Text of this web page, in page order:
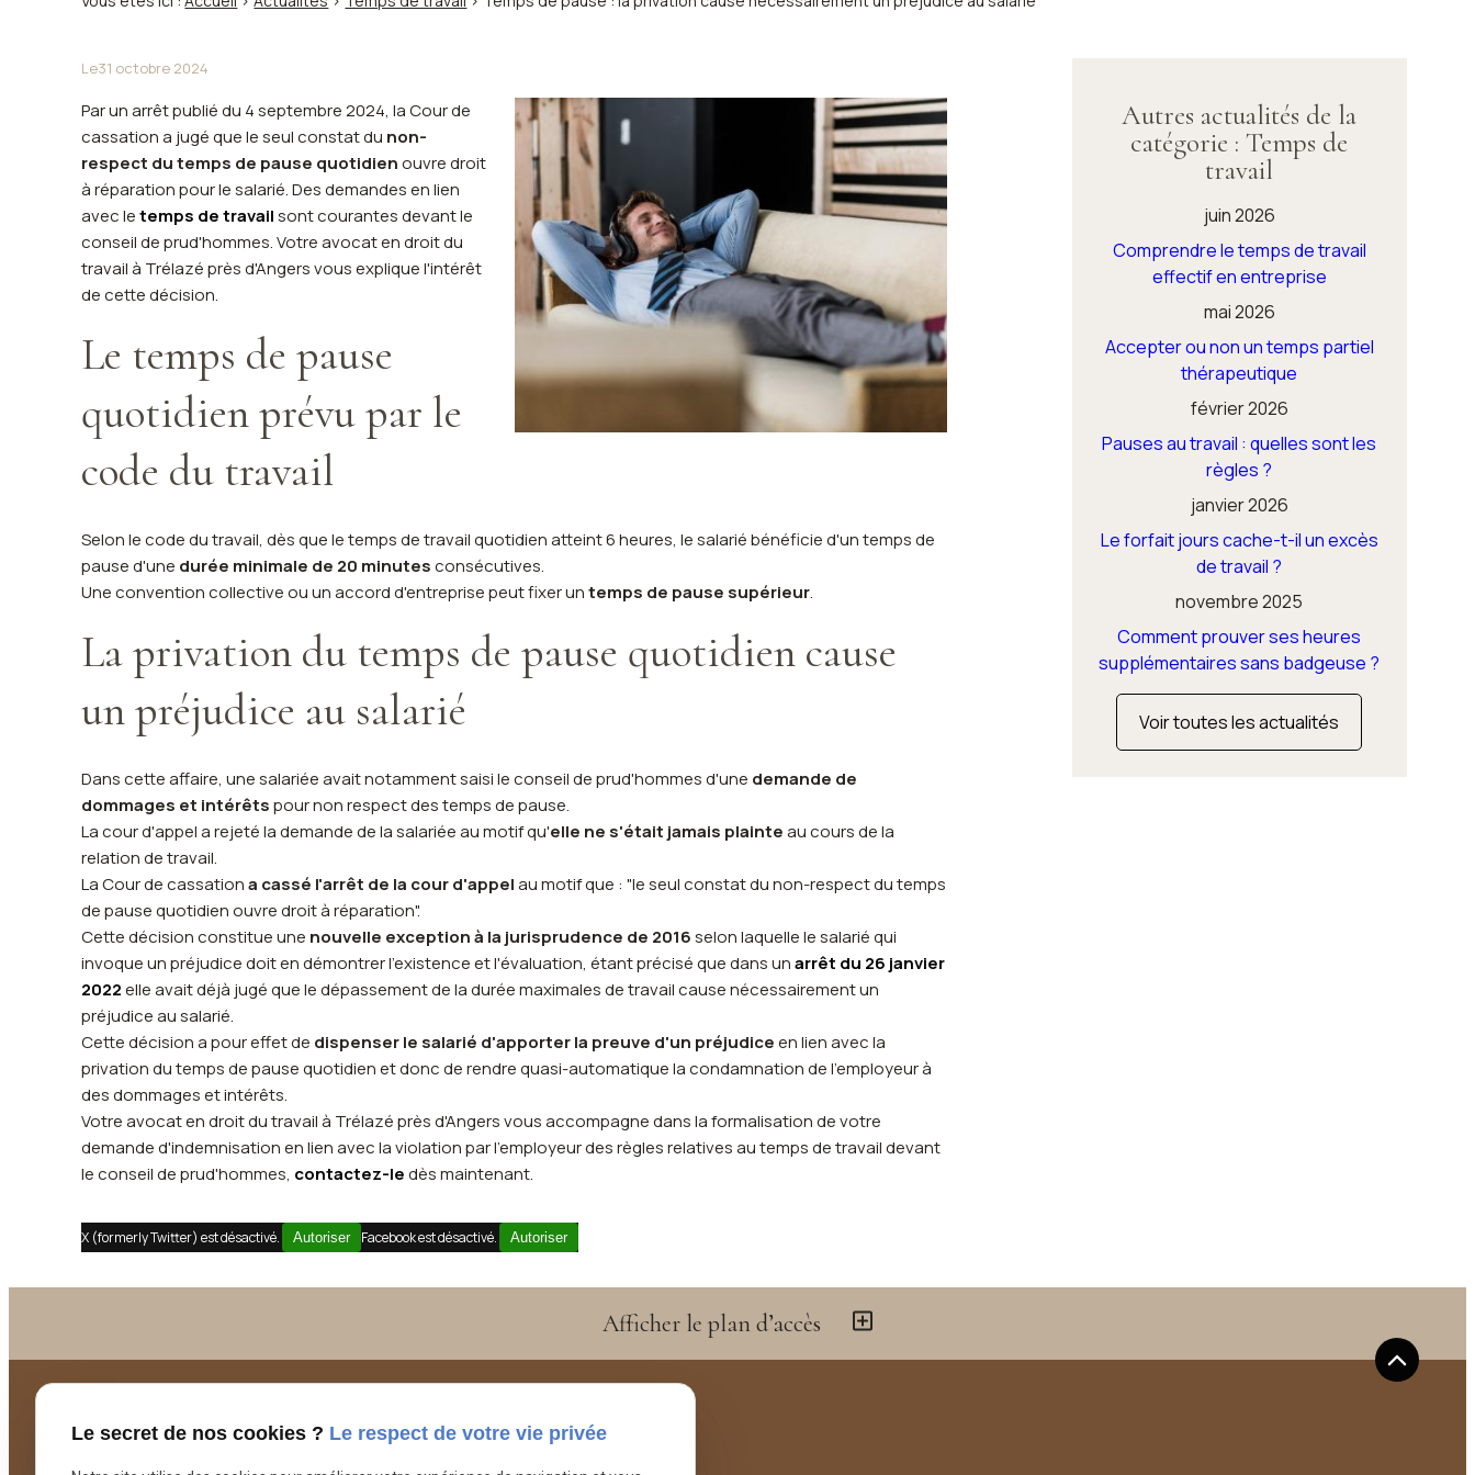
Le31 octobre 2024
Par un arrêt publié du 4 septembre 2024, la Cour de
cassation a jugé que le seul constat du non-
respect du temps de pause quotidienouvre droit
à réparation pour le salarié. Des demandes en lien
avec letemps de travailsont courantes devant le
conseil de prud'hommes. Votre avocat en droit du
travail à Trélazé près d'Angers vous explique l'intérêt
de cette décision.
Le temps de pause
quotidien prévu par le
code du travail
Selon le code du travail, dès que le temps de travail quotidien atteint 6 heures, le salarié bénéficie d'un temps de
pause d'une durée minimale de 20 minutesconsécutives.
Une convention collective ou un accord d'entreprise peut fixer untemps de pause supérieur.
La privation du temps de pause quotidien cause
un préjudice au salarié
Dans cette affaire, une salariée avait notamment saisi le conseil de prud'hommes d'une demande de
dommages et intérêtspour non respect des temps de pause.
La cour d'appel a rejeté la demande de la salariée au motif qu'elle ne s'était jamais plainteau cours de la
relation de travail.
La Cour de cassationa cassé l'arrêt de la cour d'appelau motif que : "le seul constat du non-respect du temps
de pause quotidien ouvre droit à réparation".
Cette décision constitue une nouvelle exception à la jurisprudence de 2016selon laquelle le salarié qui
invoque un préjudice doit en démontrer l'existence et l'évaluation, étant précisé que dans unarrêt du 26 janvier
2022elle avait déjà jugé que le dépassement de la durée maximales de travail cause nécessairement un
préjudice au salarié.
Cette décision a pour effet de dispenser le salarié d'apporter la preuve d'un préjudiceen lien avec la
privation du temps de pause quotidien et donc de rendre quasi-automatique la condamnation de l'employeur à
des dommages et intérêts.
Votre avocat en droit du travail à Trélazé près d'Angers vous accompagne dans la formalisation de votre
demande d'indemnisation en lien avec la violation par l'employeur des règles relatives au temps de travail devant
le conseil de prud'hommes, contactez-ledès maintenant.
X (formerly Twitter) est désactivé. Autoriser Facebook est désactivé. Autoriser
Autres actualités de la
catégorie : Temps de
travail
juin 2026
Comprendre le temps de travail
effectif en entreprise
mai 2026
Accepter ou non un temps partiel
thérapeutique
février 2026
Pauses au travail : quelles sont les
règles ?
janvier 2026
Le forfait jours cache-t-il un excès
de travail ?
novembre 2025
Comment prouver ses heures
supplémentaires sans badgeuse ?
Voir toutes les actualités
Afficher le plan d’accès
Le secret de nos cookies ? Le respect de votre vie privée